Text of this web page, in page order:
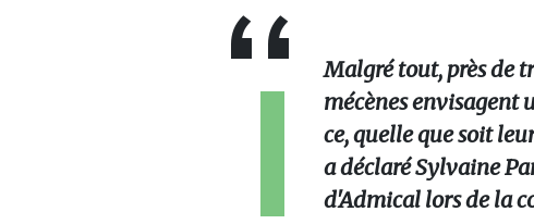
Malgré tout, près de
mécènes envisagent
ce, quelle que soit
a déclaré Sylvaine
d'Admical lors de la